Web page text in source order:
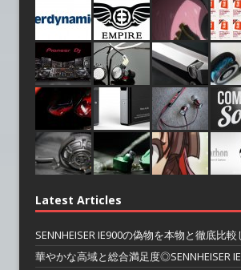
Latest Articles
SENNHEISER IE900の偽物を本物と徹底比
華やかな高域と総合満足度◎SENNHEISER